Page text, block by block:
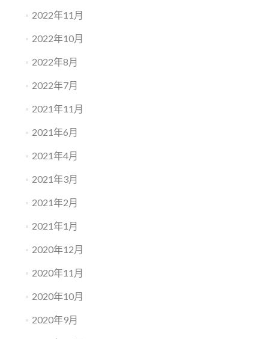
2022年11月
2022年10月
2022年8月
2022年7月
2021年11月
2021年6月
2021年4月
2021年3月
2021年2月
2021年1月
2020年12月
2020年11月
2020年10月
2020年9月